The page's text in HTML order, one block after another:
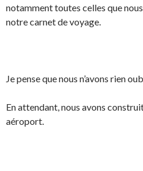
notamment toutes celles que
notre carnet de voyage.
Je pense que nous n’avons rien
En attendant, nous avons
aéroport.